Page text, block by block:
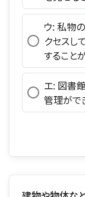
ウ: 私物
クセスし
すること
エ: 図書
管理がで